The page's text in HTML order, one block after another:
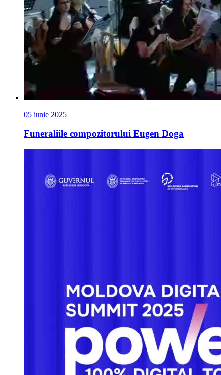
05 iunie 2025
Funeraliile compozitorului Eugen Doga